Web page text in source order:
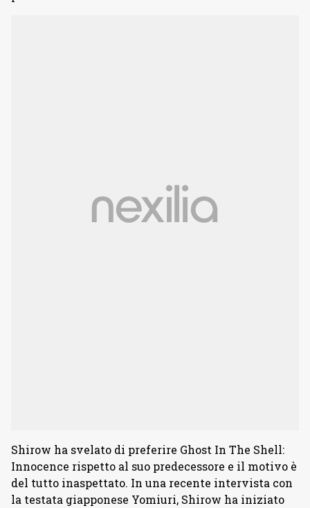
Shirow ha svelato di preferire Ghost In The Shell:
Innocence rispetto al suo predecessore e il motivo è
del tutto inaspettato. In una recente intervista con
la testata giapponese Yomiuri, Shirow ha iniziato